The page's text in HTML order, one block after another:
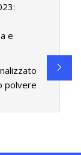
e
polvere